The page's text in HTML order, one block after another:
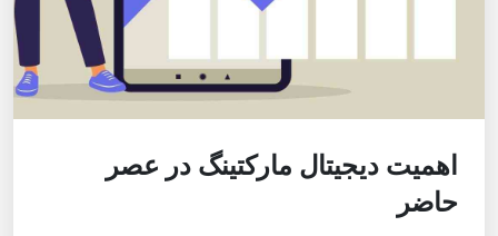
اهمیت دیجیتال مارکتینگ در عصر
حاضر